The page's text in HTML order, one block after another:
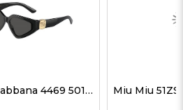
Dolce Gabbana 4469 501/87 59 G Kadın Güneş Gözlükleri Miu Miu 51ZS ZVN50D 69 G Kadın Güneş Gözlükleri